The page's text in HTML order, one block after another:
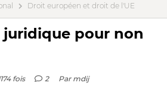
Droit européen et droit de l'UE
pour non
fois 2 Par mdij